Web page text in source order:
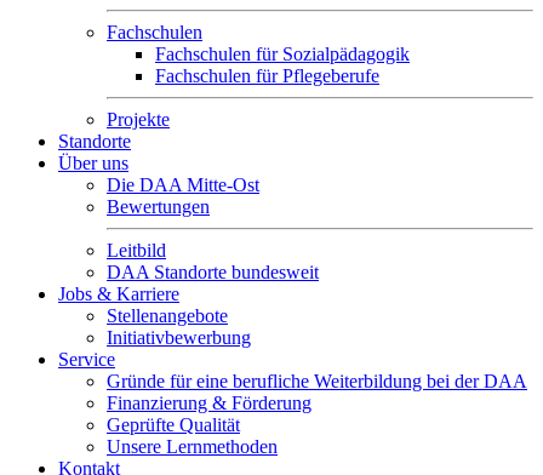
Fachschulen
Fachschulen für Sozialpädagogik
Fachschulen für Pflegeberufe
Projekte
Standorte
Über uns
Die DAA Mitte-Ost
Bewertungen
Leitbild
DAA Standorte bundesweit
Jobs & Karriere
Stellenangebote
Initiativbewerbung
Service
Gründe für eine berufliche Weiterbildung bei der DAA
Finanzierung & Förderung
Geprüfte Qualität
Unsere Lernmethoden
Kontakt